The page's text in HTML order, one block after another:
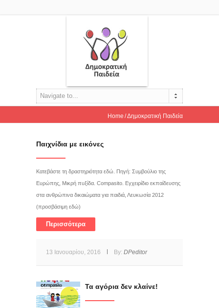
Navigate to...
Home Δημοκρατική Παιδεία
Παιχνίδια με εικόνες
Κατεβάστε τη δραστηριότητα εδώ. Πηγή: Συμβούλιο της
Ευρώπης, Μικρή πυξίδα. Compasito. Εγχειρίδιο εκπαίδευσης
στα ανθρώπινα δικαιώματα για παιδιά, Λευκωσία 2012
(προσβάσιμη εδώ)
Περισσότερα
13 Ιανουαρίου, 2016 By: DPeditor
Τα αγόρια δεν κλαίνε!